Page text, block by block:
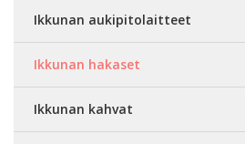
Ikkunan aukipitolaitteet
Ikkunan hakaset
Ikkunan kahvat